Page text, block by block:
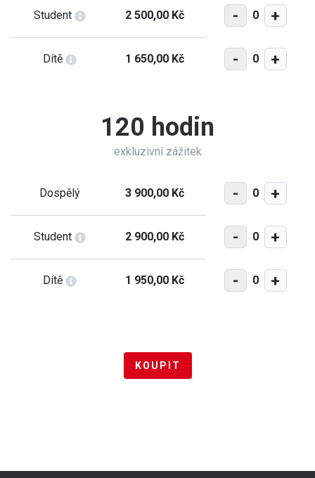
Student 2 500,00 Kč - 0 +
Dítě 1 650,00 Kč - 0 +
120 hodin
exkluzivní zážitek
Dospělý 3 900,00 Kč - 0 +
Student 2 900,00 Kč - 0 +
Dítě 1 950,00 Kč - 0 +